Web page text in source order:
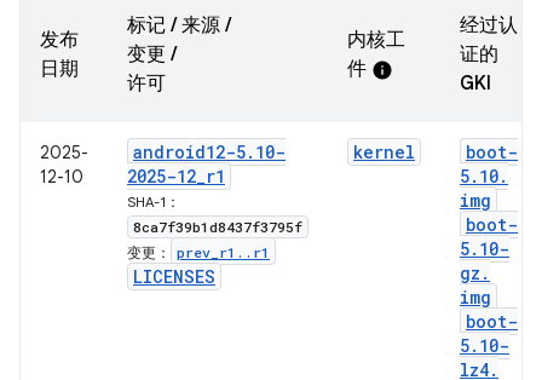
发布
日期
标记 / 来源 /
变更 /
许可
内核工
件 info
经过认
证的
GKI
2025-
12-10
android12-5. 10-
2025-12_r1
SHA-1：
8ca7f39b1d8437f3795f
变更： prev r1 . . r1
LICENSES
kernel
boot-
5. 10.
img
boot-
5. 10-
gz .
img
boot-
5. 10-
lz4.